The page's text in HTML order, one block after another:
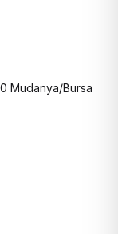
Mudanya/Bursa